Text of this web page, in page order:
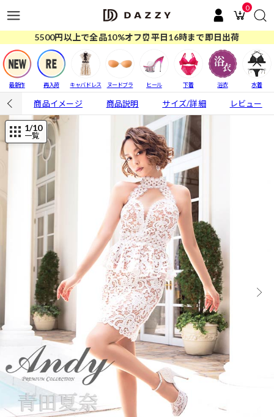
0
5500円以上で全品10%オフ⏰平日16時まで即日出荷
最新作 再入荷 キャバドレス ヌードブラ ヒール 下着 浴衣 水着
商品イメージ 商品説明 サイズ/詳細 レビュー
1/10
一覧